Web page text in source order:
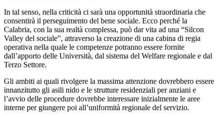
In tal senso, nella criticità ci sarà una opportunità straordinaria che
consentirà il perseguimento del bene sociale. Ecco perché la
Calabria, con la sua realtà complessa, può dar vita ad una “Silcon
Valley del sociale”, attraverso la creazione di una cabina di regia
operativa nella quale le competenze potranno essere fornite
dall’apporto delle Università, dal sistema del Welfare regionale e dal
Terzo Settore.
Gli ambiti ai quali rivolgere la massima attenzione dovrebbero essere
innanzitutto gli asili nido e le strutture residenziali per anziani e
l’avvio delle procedure dovrebbe interessare inizialmente le aree
interne per giungere poi all’uniformità regionale del servizio.